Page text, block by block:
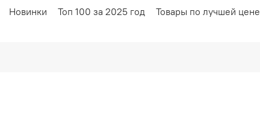
Новинки Топ 100 за 2025 год Товары по лучшей цене